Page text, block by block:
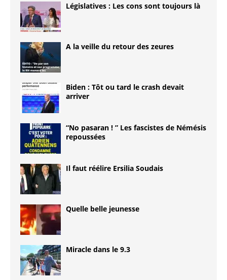
Législatives : Les cons sont toujours là
A la veille du retour des zeures
Biden : Tôt ou tard le crash devait
arriver
“No pasaran ! ” Les fascistes de Némésis
repoussées
Il faut réélire Ersilia Soudais
Quelle belle jeunesse
Miracle dans le 9.3